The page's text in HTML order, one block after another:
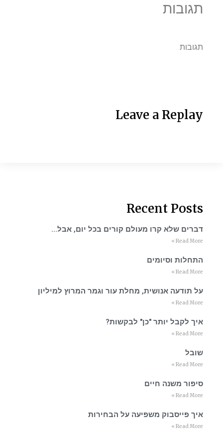
תגובות
תגובות
Leave a Replay
Recent Posts
דברים שלא קרו מעולם קורים בכל יום, אבל…
Read More »
התחלות וסיומים
Read More »
על תודעה אנושית, מחלת עור וגמר המרוץ למיליון
Read More »
איך לקבל יותר "כן" לבקשות?
Read More »
שובל
Read More »
סיפור משנה חיים
Read More »
איך פייסבוק משפיעה על הבחירות
Read More »